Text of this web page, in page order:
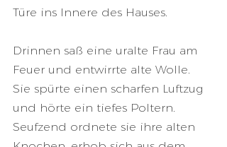
Türe ins Innere des Hauses.
Drinnen saß eine uralte Frau am
Feuer und entwirrte alte Wolle.
Sie spürte einen scharfen Luftzug
und hörte ein tiefes Poltern.
Seufzend ordnete sie ihre alten